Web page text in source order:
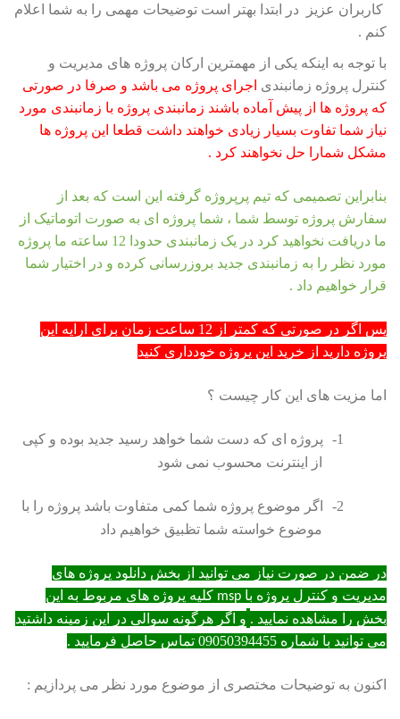
کاربران عزیز در ابتدا بهتر است توضیحات مهمی را به شما اعلام
کنم .
با توجه به اینکه یکی از مهمترین ارکان پروژه های مدیریت و
کنترل پروژه زمانبندی اجرای پروژه می باشد و صرفا در صورتی
که پروژه ها از پیش آماده باشند زمانبندی پروژه با زمانبندی مورد
نیاز شما تفاوت بسیار زیادی خواهند داشت قطعا این پروژه ها
مشکل شمارا حل نخواهند کرد .
بنابراین تصمیمی که تیم پرپروژه گرفته این است که بعد از
سفارش پروژه توسط شما ، شما پروژه ای به صورت اتوماتیک از
ما دریافت نخواهید کرد در یک زمانبندی حدودا 12 ساعته ما پروژه
مورد نظر را به زمانبندی جدید بروزرسانی کرده و در اختیار شما
قرار خواهیم داد .
پس اگر در صورتی که کمتر از 12 ساعت زمان برای ارایه این
پروژه دارید از خرید این پروژه خودداری کنید
اما مزیت های این کار چیست ؟
1-
پروژه ای که دست شما خواهد رسید جدید بوده و کپی
از اینترنت محسوب نمی شود
2-
اگر موضوع پروژه شما کمی متفاوت باشد پروژه را با
موضوع خواسته شما تظبیق خواهیم داد
در ضمن در صورت نیاز می توانید از بخش دانلود پروژه های
مدیریت و کنترل پروژه با msp کلیه پروژه های مربوط به این
بخش را مشاهده نمایید . و اگر هرگونه سوالی در این زمینه داشتید
می توانید با شماره 09050394455 تماس حاصل فرمایید .
اکنون به توضیحات مختصری از موضوع مورد نظر می پردازیم :